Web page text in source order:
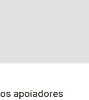
apoiadores